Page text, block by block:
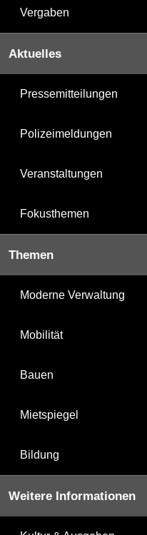
Vergaben
Aktuelles
Pressemitteilungen
Polizeimeldungen
Veranstaltungen
Fokusthemen
Themen
Moderne Verwaltung
Mobilität
Bauen
Mietspiegel
Bildung
Weitere Informationen